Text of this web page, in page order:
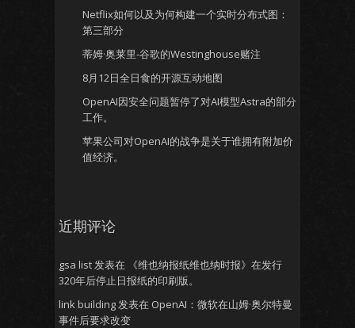
Netflix如何以及为何构建一个实时分布式图：
第三部分
蒂姆·奥莱里-谷歌的Westinghouse赌注
8月12日全日食的开源互动地图
OpenAI因安全问题暂停了对AI模型Astra的部分
工作。
苹果公司对OpenAI的战争是关于谁拥有附加价
值经济。
近期评论
gsa list发表在
《维也纳报纸维也纳时报》在发行
320年后停止日报纸的印刷版。
link building发表在 OpenAI：微软在山姆·奥尔特曼
事件后要求改变